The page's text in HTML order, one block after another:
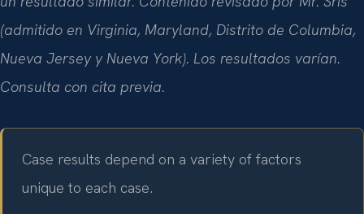
(admitido en Virginia, Maryland, Distrito de Columbia,
Nueva Jersey y Nueva York). Los resultados varían.
Consulta con cita previa.
Case results depend on a variety of factors
unique to each case.